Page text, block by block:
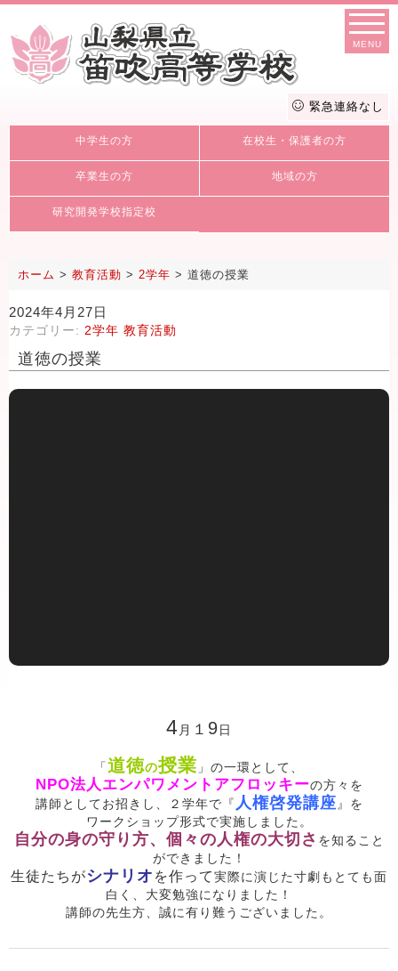
MENU
緊急連絡なし
中学生の方 在校生・保護者の方
卒業生の方 地域の方
研究開発学校指定校
ホーム > 教育活動 > 2学年 > 道徳の授業
2024年4月27日
カテゴリー: 2学年 教育活動
道徳の授業
4 月 １ 9日
「道徳の授業 」の一環として、
NPO法人エンパワメントアフロッキーの方々を
講師としてお招きし、
２学年で 『 人権啓発講座 』を
ワークショップ形式で実施 しました。
自分の身の守り方、個々の人権の大切さ を知ること
ができました！
生徒たちがシナリオ を作って実際に演じた寸劇もとても面
白く、大変勉強になりました！
講師の先生方、誠に有り難うございました。